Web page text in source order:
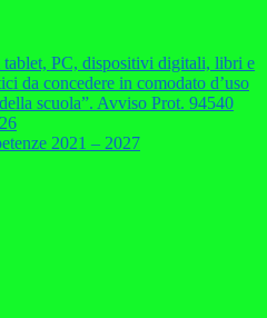
PC, dispositivi digitali, libri e
da concedere in comodato d’uso
scuola”. Avviso Prot. 94540
2021 – 2027